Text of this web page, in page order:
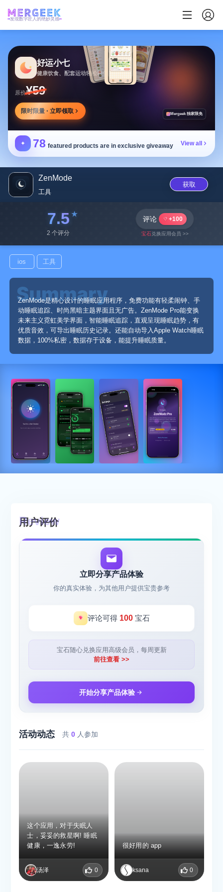
发现数字匠人的绝妙灵感
好运小七
健康饮食、配套运动轻松相伴
原价¥59
限时限量 · 立即领取 Mergeek 独家限免
✦ 78 featured products are in exclusive giveaway View all
ZenMode
工具
获取
7.5
2 个评分
评论 +100
宝石兑换应用会员 >>
ios 工具
ZenMode是精心设计的睡眠应用程序，免费功能有轻柔闹钟、手
动睡眠追踪、时尚黑暗主题界面且无广告。ZenMode Pro能变换
未来主义霓虹美学界面，智能睡眠追踪，直观呈现睡眠趋势，有
优质音效，可导出睡眠历史记录。还能自动导入Apple Watch睡眠
数据，100%私密，数据存于设备，能提升睡眠质量。
用户评价
立即分享产品体验
你的真实体验，为其他用户提供宝贵参考
评论可得 100宝石
宝石随心兑换应用高级会员，每周更新
前往查看 >>
开始分享产品体验
活动动态 共0 人参加
这个应用，对于失眠人
士，妥妥的救星啊! 睡眠
健康，一逸永劳!
汤泽 0
很好用的 app
ksana 0